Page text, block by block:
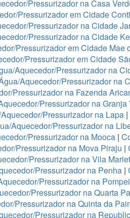
Pressurizador na Casa
Pressurizador em Cidade
Pressurizador na Cidade
Pressurizador na Cidade
Pressurizador em Cidade Mae
Pressurizador em Cidade
Aquecedor/Pressurizador na
Aquecedor/Pressurizador na
Pressurizador na Fazenda
Pressurizador na Granja
Pressurizador na Lapa|
Aquecedor/Pressurizador na
Pressurizador na Mooca|
Pressurizador na Mova Piraju |
Pressurizador na Vila
Pressurizador na Penha|
Pressurizador na
Pressurizador na Quarta
Pressurizador na Quinta da
Pressurizador na